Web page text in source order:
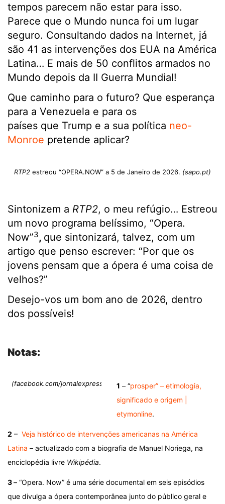
tempos parecem não estar para isso.
Parece que o Mundo nunca foi um lugar
seguro. Consultando dados na Internet, já
são 41 as intervenções dos EUA na América
Latina… E mais de 50 conflitos armados no
Mundo depois da II Guerra Mundial!
Que caminho para o futuro? Que esperança
para a Venezuela e para os
países que Trump e a sua política neo-
Monroe pretende aplicar?
RTP2 estreou “OPERA.NOW” a 5 de Janeiro de 2026. (sapo.pt)
Sintonizem a RTP2, o meu refúgio… Estreou
um novo programa belíssimo, “Opera.
Now”3, que sintonizará, talvez, com um
artigo que penso escrever: “Por que os
jovens pensam que a ópera é uma coisa de
velhos?”
Desejo-vos um bom ano de 2026, dentro
dos possíveis!
Notas:
(facebook.com/jornalexpresso) 1 – “prosper” – etimologia,
significado e origem |
etymonline.
2 – Veja histórico de intervenções americanas na América
Latina – actualizado com a biografia de Manuel Noriega, na
enciclopédia livre Wikipédia.
3– “Opera. Now” é uma série documental em seis episódios
que divulga a ópera contemporânea junto do público geral e